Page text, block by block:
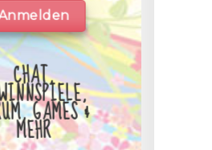
CHAT,
GAMES &
MEHR